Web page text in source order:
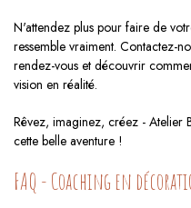
N'attendez plus pour faire de
ressemble vraiment. Contactez-
rendez-vous et découvrir
vision en réalité.
Rêvez, imaginez, créez - Atelier
cette belle aventure !
FAQ - Coaching en